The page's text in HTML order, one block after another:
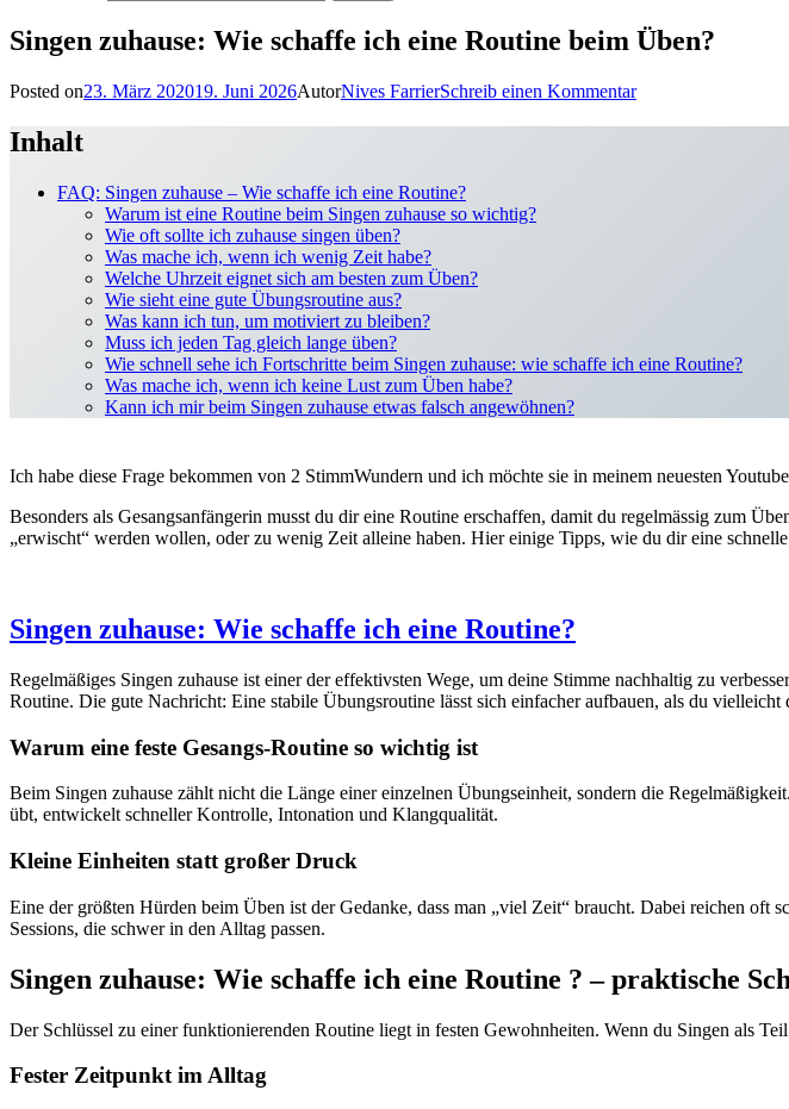
Singen zuhause: Wie schaffe ich eine Routine beim Üben?
Posted on23. März 202019. Juni 2026AutorNives FarrierSchreib einen Kommentar
Inhalt
FAQ: Singen zuhause – Wie schaffe ich eine Routine?
Warum ist eine Routine beim Singen zuhause so wichtig?
Wie oft sollte ich zuhause singen üben?
Was mache ich, wenn ich wenig Zeit habe?
Welche Uhrzeit eignet sich am besten zum Üben?
Wie sieht eine gute Übungsroutine aus?
Was kann ich tun, um motiviert zu bleiben?
Muss ich jeden Tag gleich lange üben?
Wie schnell sehe ich Fortschritte beim Singen zuhause: wie schaffe ich eine Routine?
Was mache ich, wenn ich keine Lust zum Üben habe?
Kann ich mir beim Singen zuhause etwas falsch angewöhnen?
Ich habe diese Frage bekommen von 2 StimmWundern und ich möchte sie in meinem neuesten
Besonders als Gesangsanfängerin musst du dir eine Routine erschaffen, damit du regelmässig zum
„erwischt“ werden wollen, oder zu wenig Zeit alleine haben. Hier einige Tipps, wie du dir eine
Singen zuhause: Wie schaffe ich eine Routine?
Regelmäßiges Singen zuhause ist einer der effektivsten Wege, um deine Stimme nachhaltig zu
Routine. Die gute Nachricht: Eine stabile Übungsroutine lässt sich einfacher aufbauen, als du vielleicht
Warum eine feste Gesangs-Routine so wichtig ist
Beim Singen zuhause zählt nicht die Länge einer einzelnen Übungseinheit, sondern die
übt, entwickelt schneller Kontrolle, Intonation und Klangqualität.
Kleine Einheiten statt großer Druck
Eine der größten Hürden beim Üben ist der Gedanke, dass man „viel Zeit“ braucht. Dabei reichen
Sessions, die schwer in den Alltag passen.
Singen zuhause: Wie schaffe ich eine Routine ? – praktische
Der Schlüssel zu einer funktionierenden Routine liegt in festen Gewohnheiten. Wenn du Singen als
Fester Zeitpunkt im Alltag